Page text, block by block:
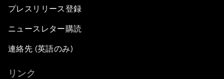
プレスリリース登録
ニュースレター購読
連絡先 (英語のみ)
リンク